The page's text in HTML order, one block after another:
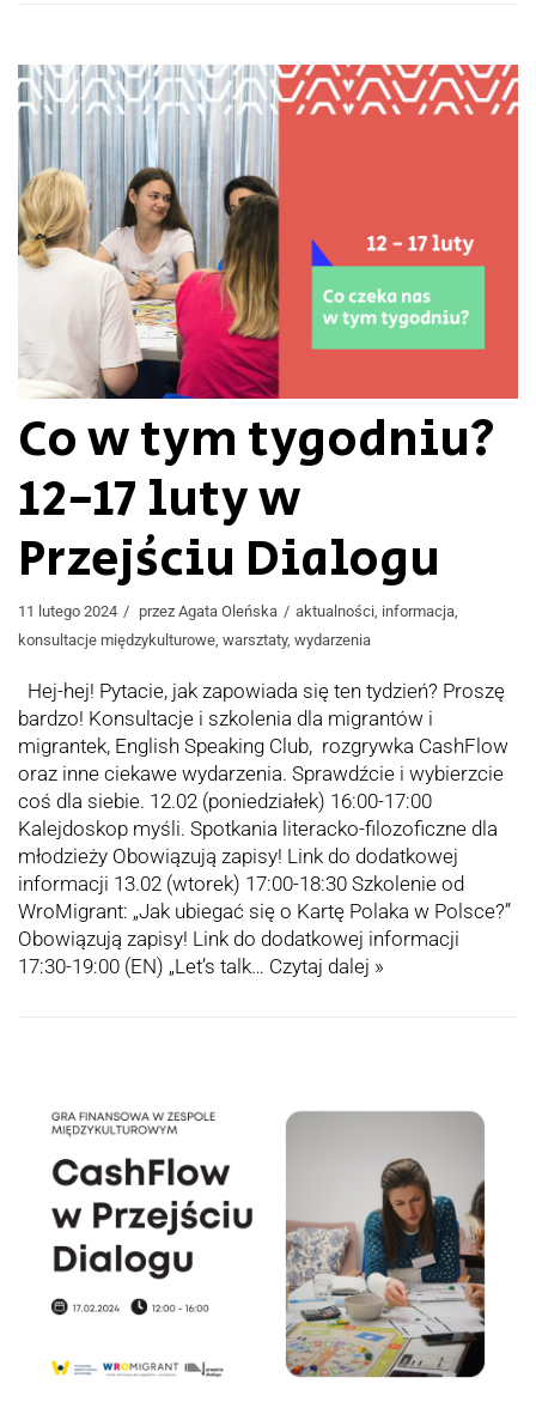
Co w tym tygodniu?
12-17 luty w
Przejściu Dialogu
11 lutego 2024 przez Agata Oleńska aktualności informacja
konsultacje międzykulturowe warsztaty, wydarzenia
Hej-hej! Pytacie, jak zapowiada się ten tydzień? Proszę
bardzo! Konsultacje i szkolenia dla migrantów i
migrantek, English Speaking Club, rozgrywka CashFlow
oraz inne ciekawe wydarzenia. Sprawdźcie i wybierzcie
coś dla siebie. 12.02 (poniedziałek) 16:00-17:00
Kalejdoskop myśli. Spotkania literacko-filozoficzne dla
młodzieży Obowiązują zapisy! Link do dodatkowej
informacji 13.02 (wtorek) 17:00-18:30 Szkolenie od
WroMigrant: „Jak ubiegać się o Kartę Polaka w Polsce?”
Obowiązują zapisy! Link do dodatkowej informacji
17:30-19:00 (EN) „Let’s talk… Czytaj dalej »